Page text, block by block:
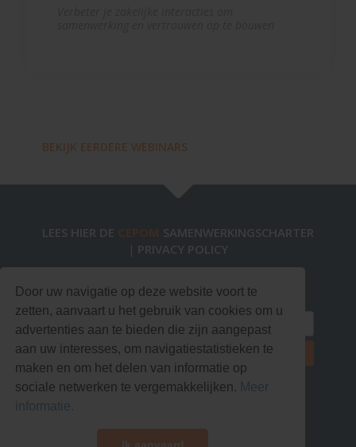
Door uw navigatie op deze website voort te
zetten, aanvaart u het gebruik van cookies om u
advertenties aan te bieden die zijn aangepast
aan uw interesses, om navigatiestatistieken te
maken en om het delen van informatie op
sociale netwerken te vergemakkelijken. Meer
informatie.
BEKIJK EERDERE WEBINARS
LEES HIER DE CEPOM SAMENWERKINGSCHARTER
| PRIVACY POLICY
Blijf op de hoogte via onze nieuwsbrief!